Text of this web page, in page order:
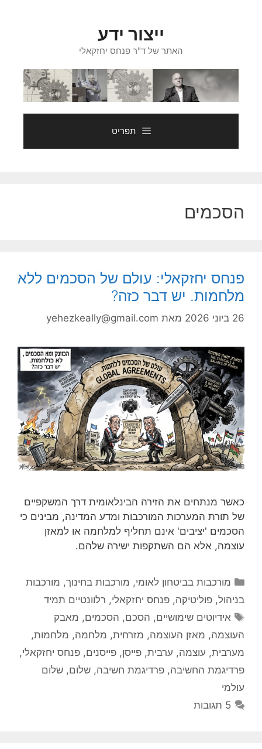
ייצור ידע
האתר של ד"ר פנחס יחזקאלי
תפריט
הסכמים
פנחס יחזקאלי: עולם של הסכמים ללא
מלחמות. יש דבר כזה?
26 ביוני 2026 מאת yehezkeally@gmail.com
כאשר מנתחים את הזירה הבינלאומית דרך המשקפיים
של תורת המערכות המורכבות ומדע המדינה, מבינים כי
הסכמים 'יציבים' אינם תחליף למלחמה או למאזן
עוצמה, אלא הם השתקפות ישירה שלהם.
קטגוריות
מורכבות בביטחון לאומי, מורכבות בחינוך, מורכבות
בניהול, פוליטיקה, פנחס יחזקאלי, רלוונטיים תמיד
תגיות
אידיוטים שימושיים, הסכם, הסכמים, מאבק
העוצמה, מאזן העוצמה, מזרחית, מלחמה, מלחמות,
מערבית, עוצמה, ערבית, פייסן, פייסנים, פנחס יחזקאלי,
פרדיגמת החשיבה, פרדיגמת חשיבה, שלום, שלום
עולמי
5 תגובות